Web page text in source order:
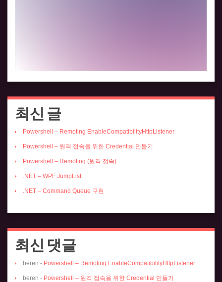
최신 글
Powershell – Remoting EnableCompatibilityHttpListener
Powershell – 원격 접속을 위한 Credential 만들기
Powershell – Remoting (원격 접속)
.NET – WPF JumpList
.NET – Command Queue 구현
최신 댓글
beren - Powershell – Remoting EnableCompatibilityHttpListener
beren - Powershell – 원격 접속을 위한 Credential 만들기